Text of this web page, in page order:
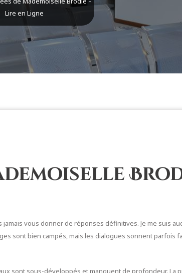
Lire en Ligne
vous donner de réponses définitives. Je me suis
sont bien campés, mais les dialogues sonnent parfois
sont sous-développés et manquent de profondeur. La